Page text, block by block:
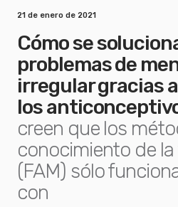
21 de enero de 2021
Cómo se
problemas de
irregular gracias a
los
creen que los
conocimiento de
(FAM) sólo
con